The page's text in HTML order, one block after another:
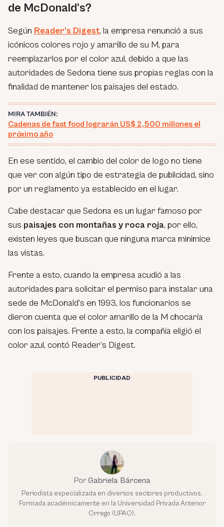
de McDonald’s?
Según Reader’s Digest, la empresa renunció a sus
icónicos colores rojo y amarillo de su M, para
reemplazarlos por el color azul, debido a que las
autoridades de Sedona tiene sus propias reglas con la
finalidad de mantener los paisajes del estado.
MIRA TAMBIÉN:
Cadenas de fast food lograrán US$ 2,500 millones el
próximo año
En ese sentido, el cambio del color de logo no tiene
que ver con algún tipo de estrategia de publicidad, sino
por un reglamento ya establecido en el lugar.
Cabe destacar que Sedona es un lugar famoso por
sus paisajes con montañas y roca roja, por ello,
existen leyes que buscan que ninguna marca minimice
las vistas.
Frente a esto, cuando la empresa acudió a las
autoridades para solicitar el permiso para instalar una
sede de McDonald’s en 1993, los funcionarios se
dieron cuenta que el color amarillo de la M chocaría
con los paisajes. Frente a esto, la compañía eligió el
color azul, contó Reader’s Digest.
PUBLICIDAD
Por Gabriela Bárcena
Periodista especializada en diversos sectores productivos.
Formada académicamente en la Universidad Privada Antenor
Orrego (UPAO).